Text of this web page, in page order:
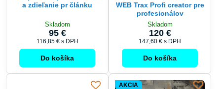
a zdieľanie pr článku
Skladom
95 €
116,85 € s DPH
Do košíka
WEB Trax Profi creator pre
profesionálov
Skladom
120 €
147,60 € s DPH
Do košíka
AKCIA